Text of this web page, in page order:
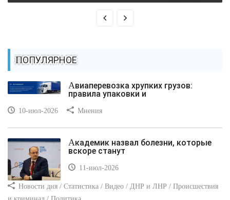
ПОПУЛЯРНОЕ
Авиаперевозка хрупких грузов:
правила упаковки и
10-июл-2026 Мнения
Академик назвал болезни, которые
вскоре станут
11-июл-2026
Новости дня / Статистика / Видео / ДНР и ЛНР / Происшествия